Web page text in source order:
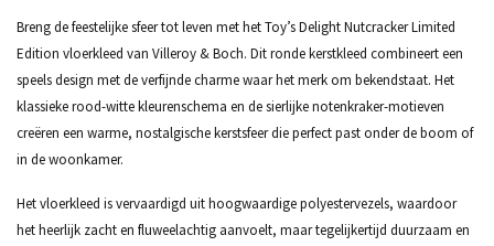
Breng de feestelijke sfeer tot leven met het Toy’s Delight Nutcracker Limited
Edition vloerkleed van Villeroy & Boch. Dit ronde kerstkleed combineert een
speels design met de verfijnde charme waar het merk om bekendstaat. Het
klassieke rood-witte kleurenschema en de sierlijke notenkraker-motieven
creëren een warme, nostalgische kerstsfeer die perfect past onder de boom of
in de woonkamer.
Het vloerkleed is vervaardigd uit hoogwaardige polyestervezels, waardoor
het heerlijk zacht en fluweelachtig aanvoelt, maar tegelijkertijd duurzaam en